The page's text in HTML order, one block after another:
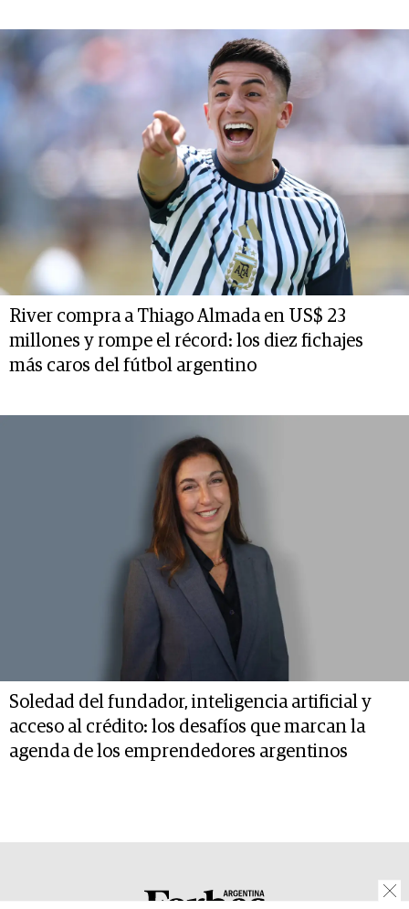
River compra a Thiago Almada en US$ 23
millones y rompe el récord: los diez fichajes
más caros del fútbol argentino
Soledad del fundador, inteligencia artificial y
acceso al crédito: los desafíos que marcan la
agenda de los emprendedores argentinos